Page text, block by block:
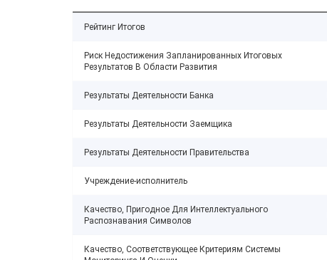
Рейтинг Итогов
Риск Недостижения Запланированных Итоговых
Результатов В Области Развития
Результаты Деятельности Банка
Результаты Деятельности Заемщика
Результаты Деятельности Правительства
Учреждение-исполнитель
Качество, Пригодное Для Интеллектуального
Распознавания Символов
Качество, Соответствующее Критериям Системы